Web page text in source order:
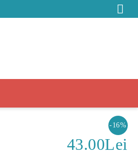
-16%
43.00Lei